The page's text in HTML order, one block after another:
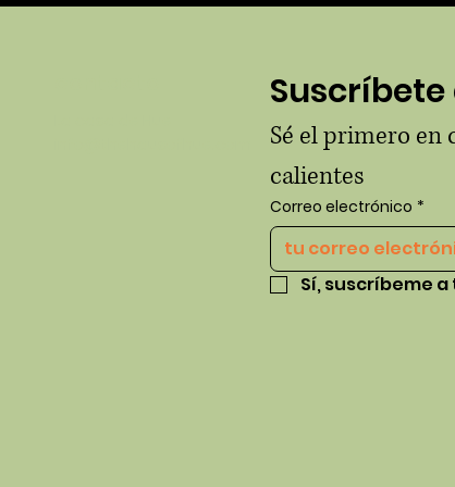
Sé el primero en
calientes
Correo electrónico *
Sí, suscríbeme